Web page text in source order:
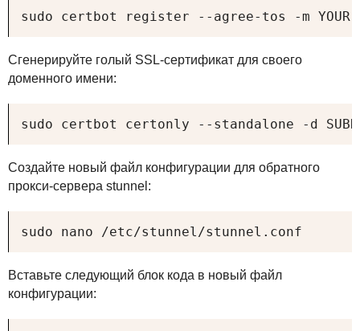
sudo certbot register --agree-tos -m YOUR-
Сгенерируйте голый SSL-сертификат для своего
доменного имени:
sudo certbot certonly --standalone -d
Создайте новый файл конфигурации для обратного
прокси-сервера stunnel:
sudo nano /etc/stunnel/stunnel.conf
Вставьте следующий блок кода в новый файл
конфигурации: